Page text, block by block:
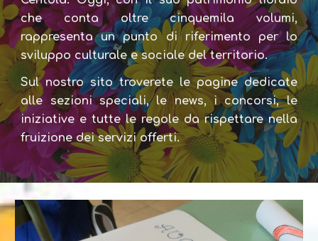
che conta oltre cinquemila volumi,
rappresenta un punto di riferimento per lo
sviluppo culturale e sociale del territorio.
Sul nostro sito troverete le pagine dedicate
alle sezioni speciali, le news, i concorsi, le
iniziative e tutte le regole da rispettare nella
fruizione dei servizi offerti.